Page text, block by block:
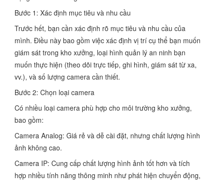
Bước 1: Xác định mục tiêu và nhu cầu
Trước hết, bạn cần xác định rõ mục tiêu và nhu cầu của
mình. Điều này bao gồm việc xác định vị trí cụ thể bạn muốn
giám sát trong kho xưởng, loại hình quản lý an ninh bạn
muốn thực hiện (theo dõi trực tiếp, ghi hình, giám sát từ xa,
vv.), và số lượng camera cần thiết.
Bước 2: Chọn loại camera
Có nhiều loại camera phù hợp cho môi trường kho xưởng,
bao gồm:
Camera Analog: Giá rẻ và dễ cài đặt, nhưng chất lượng hình
ảnh không cao.
Camera IP: Cung cấp chất lượng hình ảnh tốt hơn và tích
hợp nhiều tính năng thông minh như phát hiện chuyển động,